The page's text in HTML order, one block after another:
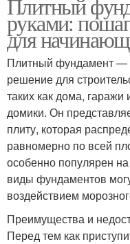
Плитный
руками:
для
Плитный фундамент —
решение для
таких как дома,
домики. Он
плиту, которая
равномерно по всей
особенно популярен на
виды фундаментов
воздействием
Преимущества и
Перед тем как